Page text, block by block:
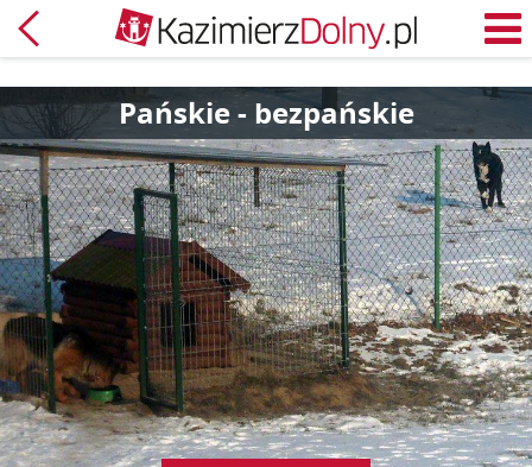
Powrót
Pańskie - bezpańskie